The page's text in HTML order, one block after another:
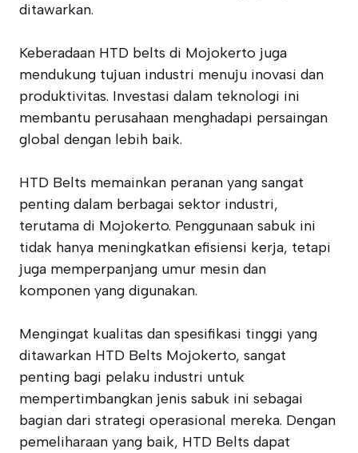
ditawarkan.
Keberadaan HTD belts di Mojokerto juga
mendukung tujuan industri menuju inovasi dan
produktivitas. Investasi dalam teknologi ini
membantu perusahaan menghadapi persaingan
global dengan lebih baik.
HTD Belts memainkan peranan yang sangat
penting dalam berbagai sektor industri,
terutama di Mojokerto. Penggunaan sabuk ini
tidak hanya meningkatkan efisiensi kerja, tetapi
juga memperpanjang umur mesin dan
komponen yang digunakan.
Mengingat kualitas dan spesifikasi tinggi yang
ditawarkan HTD Belts Mojokerto, sangat
penting bagi pelaku industri untuk
mempertimbangkan jenis sabuk ini sebagai
bagian dari strategi operasional mereka. Dengan
pemeliharaan yang baik, HTD Belts dapat